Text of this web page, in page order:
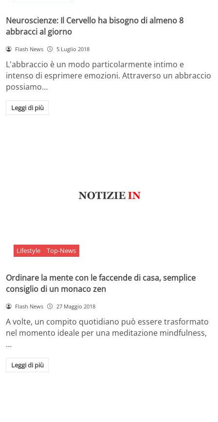
Neuroscienze: Il Cervello ha bisogno di almeno 8
abbracci al giorno
Flash News 5 Luglio 2018
L'abbraccio è un modo particolarmente intimo e
intenso di esprimere emozioni. Attraverso un abbraccio
possiamo…
Leggi di più
Lifestyle Top-News
Ordinare la mente con le faccende di casa, semplice
consiglio di un monaco zen
Flash News 27 Maggio 2018
A volte, un compito quotidiano può essere trasformato
nel momento ideale per una meditazione mindfulness,
…
Leggi di più